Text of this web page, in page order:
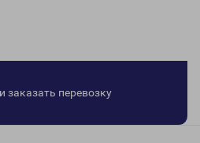
заказать перевозку